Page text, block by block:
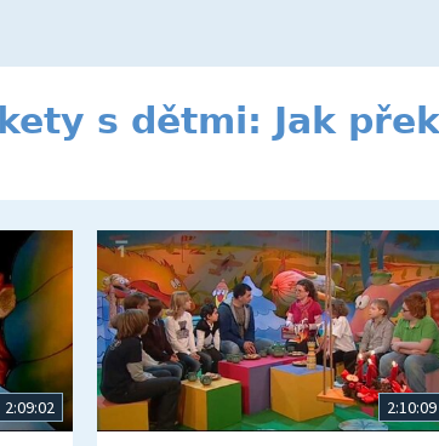
s dětmi: Jak
2:09:02 2:10:09